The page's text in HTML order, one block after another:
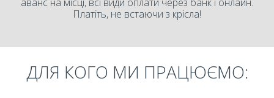
Платіть, не встаючи з крісла!
ДЛЯ КОГО МИ ПРАЦЮЄМО: